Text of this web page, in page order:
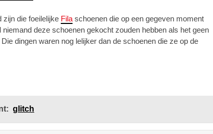
zijn die foeilelijke Fila schoenen die op een gegeven moment
niemand deze schoenen gekocht zouden hebben als het geen
dingen waren nog lelijker dan de schoenen die ze op de
glitch